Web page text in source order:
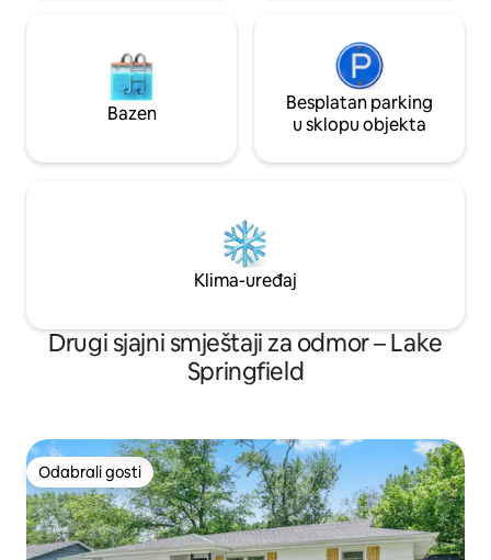
Bazen
Besplatan parking
u sklopu objekta
Klima-uređaj
Drugi sjajni smještaji za odmor – Lake
Springfield
Odabrali gosti
Odabrali gosti